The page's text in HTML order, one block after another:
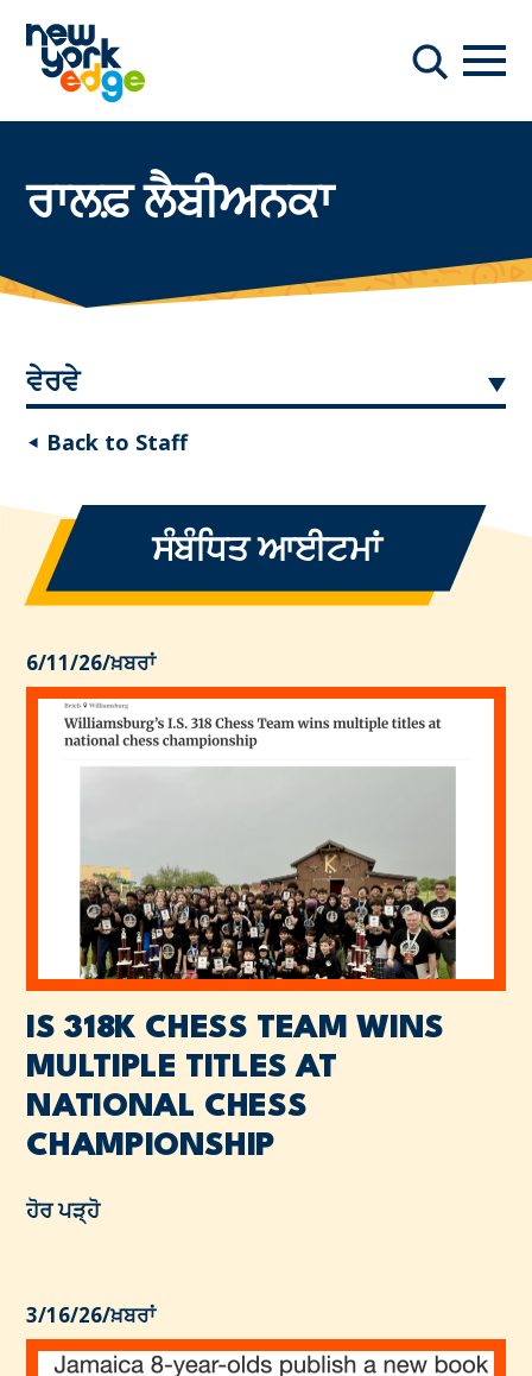
ਖੋਜ
ਰਾਲਫ਼ ਲੈਬੀਅਨਕਾ
ਵੇਰਵੇ
◂ Back to Staff
ਸੰਬੰਧਿਤ ਆਈਟਮਾਂ
6/11/26/ਖ਼ਬਰਾਂ
IS 318K CHESS TEAM WINS
MULTIPLE TITLES AT
NATIONAL CHESS
CHAMPIONSHIP
ਹੋਰ ਪੜ੍ਹੋ
3/16/26/ਖ਼ਬਰਾਂ